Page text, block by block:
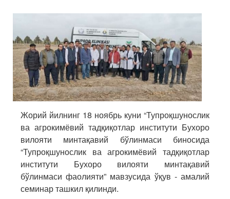
Жорий йилнинг 18 ноябрь куни “Тупроқшунослик
ва агрокимёвий тадқиқотлар институти Бухоро
вилояти минтақавий бўлинмаси биносида
“Тупроқшунослик ва агрокимёвий тадқиқотлар
институти Бухоро вилояти минтақавий
бўлинмаси фаолияти” мавзусида ўқув - амалий
семинар ташкил қилинди.